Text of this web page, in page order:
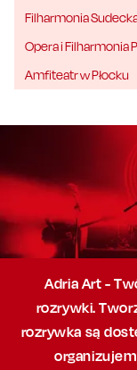
Filharmonia
Opera i Filharmonia
Amfiteatr w Płocku
Adria Art -
rozrywki.
rozrywka są